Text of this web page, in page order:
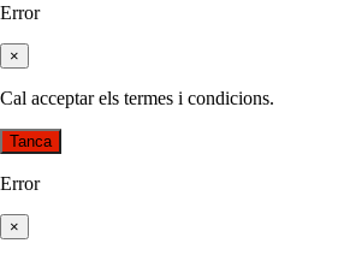
Error
×
Cal acceptar els termes i condicions.
Tanca
Error
×